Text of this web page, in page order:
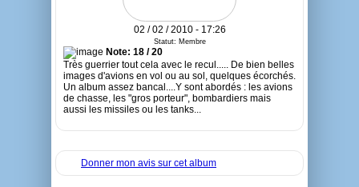
02 / 02 / 2010 - 17:26
Statut: Membre
Note: 18 / 20
Très guerrier tout cela avec le recul..... De bien belles
images d'avions en vol ou au sol, quelques écorchés.
Un album assez bancal....Y sont abordés : les avions
de chasse, les "gros porteur", bombardiers mais
aussi les missiles ou les tanks...
Donner mon avis sur cet album